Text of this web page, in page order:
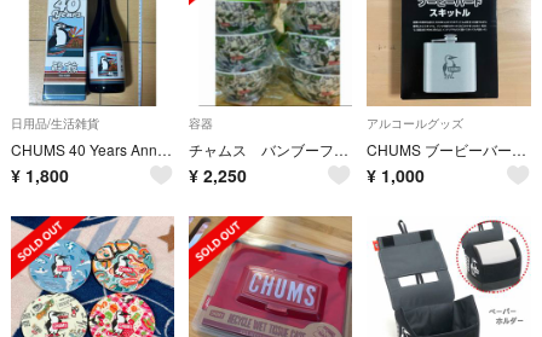
日用品/生活雑貨
CHUMS 40 Years Anniversary 純米酒 空瓶
¥ 1,800
容器
チャムス バンブーファイバー入りボウル ７点
¥ 2,250
アルコールグッズ
CHUMS ブービーバードスキットル スキットル 蒸留酒 シルバー 140ml
¥ 1,000